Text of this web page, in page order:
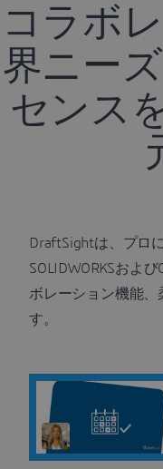
コラボ
界ニー
センス
DraftSightは、プロ
SOLIDWORKSおよ
ボレーション機能
す。